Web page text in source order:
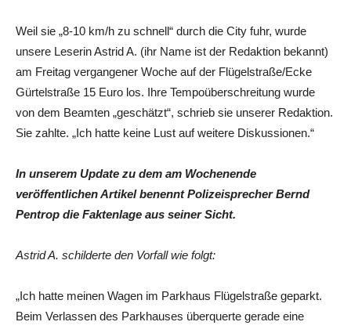
Weil sie „8-10 km/h zu schnell“ durch die City fuhr, wurde
unsere Leserin Astrid A. (ihr Name ist der Redaktion bekannt)
am Freitag vergangener Woche auf der Flügelstraße/Ecke
Gürtelstraße 15 Euro los. Ihre Tempoüberschreitung wurde
von dem Beamten „geschätzt“, schrieb sie unserer Redaktion.
Sie zahlte. „Ich hatte keine Lust auf weitere Diskussionen.“
In unserem Update zu dem am Wochenende
veröffentlichen Artikel benennt Polizeisprecher Bernd
Pentrop die Faktenlage aus seiner Sicht.
Astrid A. schilderte den Vorfall wie folgt:
„Ich hatte meinen Wagen im Parkhaus Flügelstraße geparkt.
Beim Verlassen des Parkhauses überquerte gerade eine